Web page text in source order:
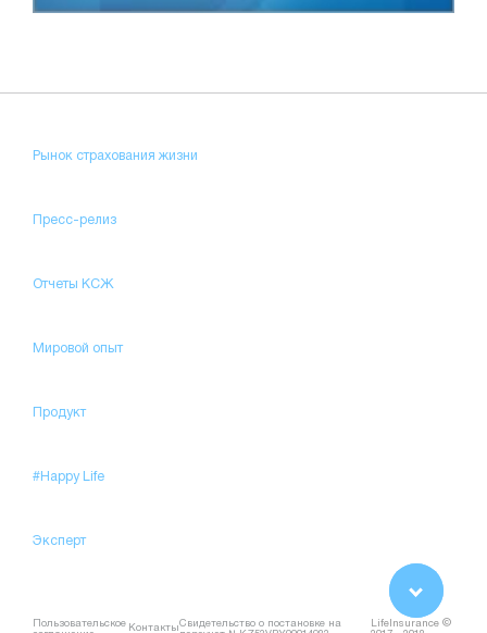
Рынок страхования жизни
Пресс-релиз
Отчеты КСЖ
Мировой опыт
Продукт
#Happy Life
Эксперт
Пользовательское КонтактыСвидетельство о постановке на
LifeInsurance ©